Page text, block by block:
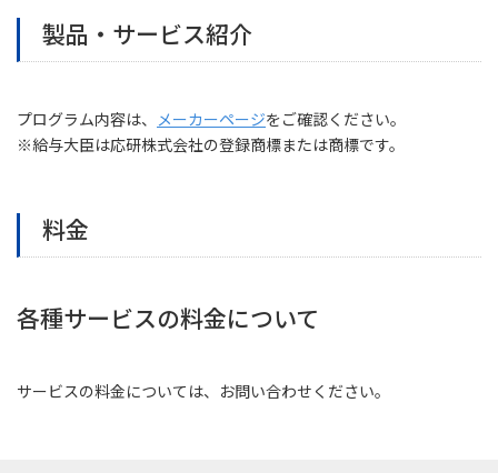
製品・サービス紹介
プログラム内容は、 メーカーページをご確認ください。
※給与大臣は応研株式会社の登録商標または商標です。
料金
各種サービスの料金について
サービスの料金については、お問い合わせください。